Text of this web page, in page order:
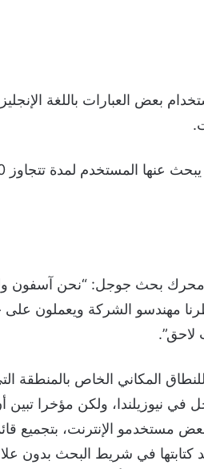
بعض العبارات باللغة
محرك بحث جوجل: “نحن آسفون
مهندسو الشركة ويعملون
المكاني الخاص بالمنطقة
نيوزيلندا، ولكن مؤخرا تبين
مستخدمو الإنترنت، بتجميع
كتابتها في شريط البحث بدون